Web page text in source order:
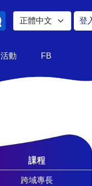
Select your language
登
活動 FB
課程
跨域專長